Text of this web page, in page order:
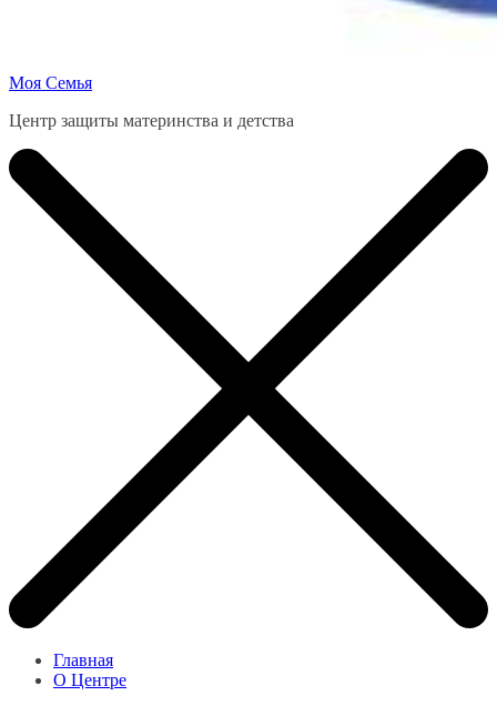
Моя Семья
Центр защиты материнства и детства
Главная
О Центре